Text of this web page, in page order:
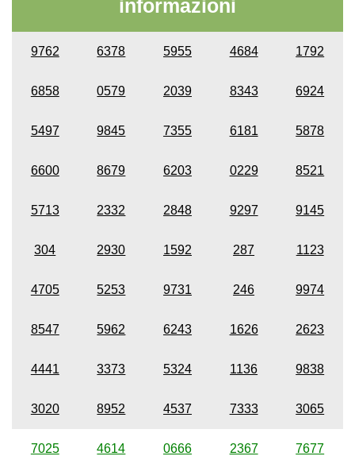
informazioni
9762 6378 5955 4684 1792
6858 0579 2039 8343 6924
5497 9845 7355 6181 5878
6600 8679 6203 0229 8521
5713 2332 2848 9297 9145
304 2930 1592 287 1123
4705 5253 9731 246 9974
8547 5962 6243 1626 2623
4441 3373 5324 1136 9838
3020 8952 4537 7333 3065
7025 4614 0666 2367 7677